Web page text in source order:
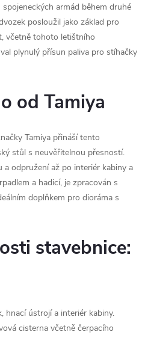
armád během druhé
posloužil jako základ pro
včetně tohoto letištního
plynulý přísun paliva pro stíhačky
od Tamiya
Tamiya přináší tento
stůl s neuvěřitelnou přesností.
a odpružení až po interiér kabiny a
a hadicí, je zpracován s
doplňkem pro dioráma s
stavebnice:
hnací ústrojí a interiér kabiny.
cisterna včetně čerpacího